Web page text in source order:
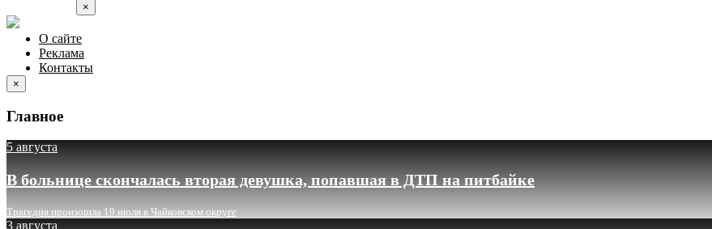
×
О сайте
Реклама
Контакты
×
Главное
5 августа
В больнице скончалась вторая девушка, попавшая в ДТП на питбайке
Трагедия произошла 19 июля в Чайковском округе
3 августа